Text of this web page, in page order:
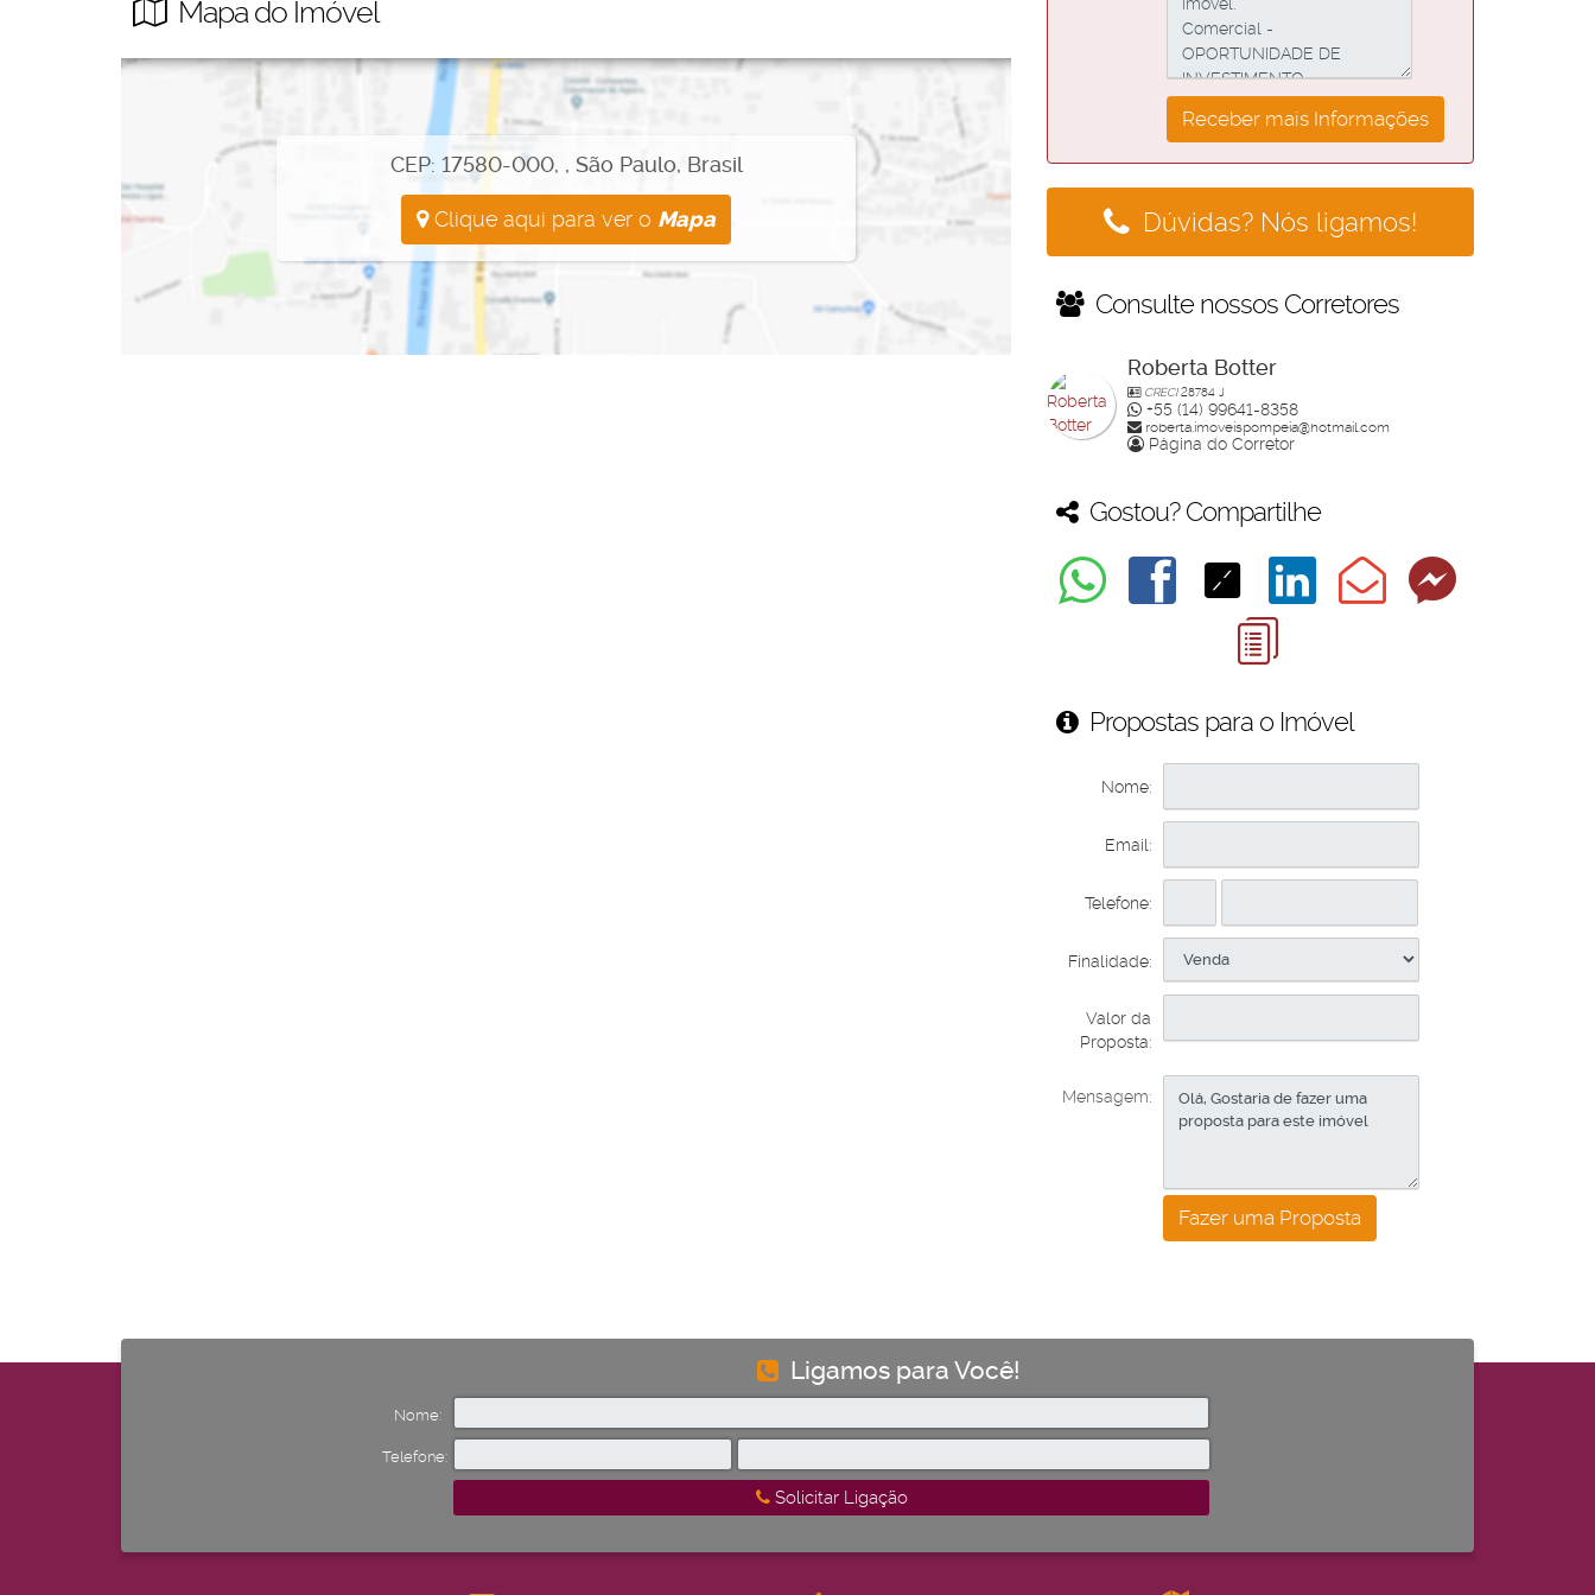
Mapa do Imóvel
CEP: 17580-000, , São Paulo, Brasil
Clique aqui para ver o Mapa Dúvidas? Nós ligamos!
Consulte nossos Corretores
Roberta Botter
CRECI28784 J
+55 (14) 99641-8358
roberta.imoveispompeia@hotmail.com
Página do Corretor
Gostou? Compartilhe
Propostas para o Imóvel
Nome:
Email:
Telefone:
Finalidade:
Valor da
Proposta:
Mensagem:
Ligamos para Você!
Nome:
Telefone:
Solicitar Ligação